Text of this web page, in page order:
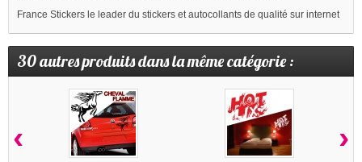
France Stickers le leader du stickers et autocollants de qualité sur internet
30 autres produits dans la même catégorie :
‹ ›